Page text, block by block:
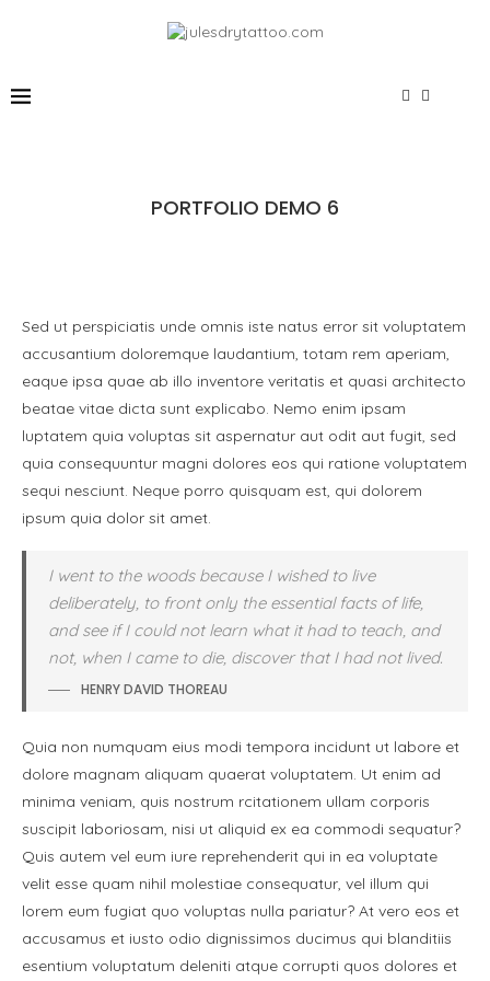
PORTFOLIO DEMO 6
Sed ut perspiciatis unde omnis iste natus error sit voluptatem
accusantium doloremque laudantium, totam rem aperiam,
eaque ipsa quae ab illo inventore veritatis et quasi architecto
beatae vitae dicta sunt explicabo. Nemo enim ipsam
luptatem quia voluptas sit aspernatur aut odit aut fugit, sed
quia consequuntur magni dolores eos qui ratione voluptatem
sequi nesciunt. Neque porro quisquam est, qui dolorem
ipsum quia dolor sit amet.
I went to the woods because I wished to live
deliberately, to front only the essential facts of life,
and see if I could not learn what it had to teach, and
not, when I came to die, discover that I had not lived.
HENRY DAVID THOREAU
Quia non numquam eius modi tempora incidunt ut labore et
dolore magnam aliquam quaerat voluptatem. Ut enim ad
minima veniam, quis nostrum rcitationem ullam corporis
suscipit laboriosam, nisi ut aliquid ex ea commodi sequatur?
Quis autem vel eum iure reprehenderit qui in ea voluptate
velit esse quam nihil molestiae consequatur, vel illum qui
lorem eum fugiat quo voluptas nulla pariatur? At vero eos et
accusamus et iusto odio dignissimos ducimus qui blanditiis
esentium voluptatum deleniti atque corrupti quos dolores et